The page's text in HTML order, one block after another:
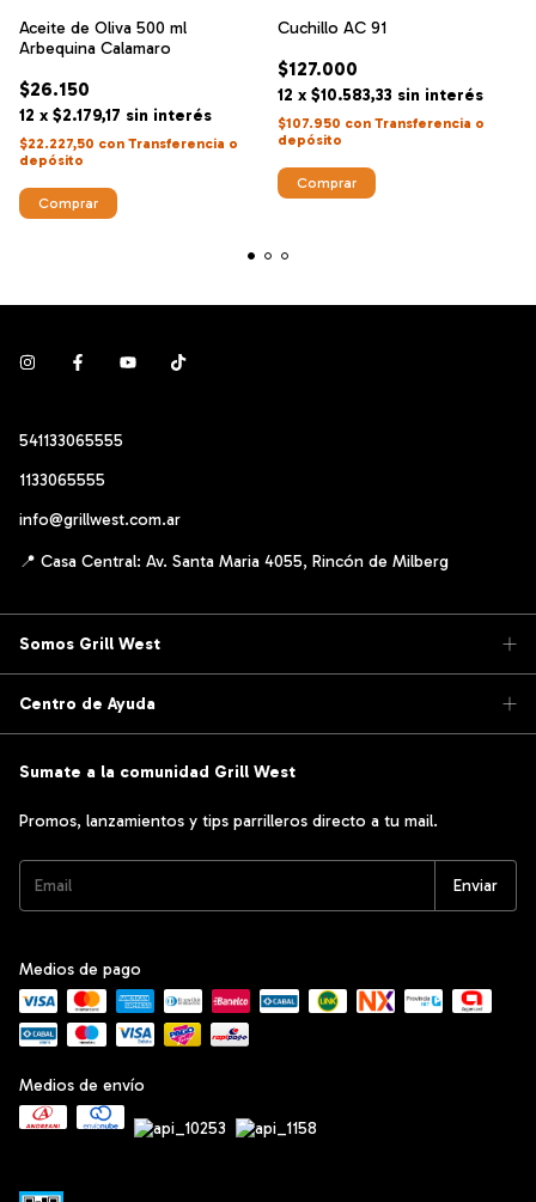
Aceite de Oliva 500 ml
Arbequina Calamaro
$26.150
12 x $2.179,17 sin interés
$22.227,50 con Transferencia o
depósito
Cuchillo AC 91
$127.000
12 x $10.583,33 sin interés
$107.950 con Transferencia o
depósito
541133065555
1133065555
info@grillwest.com.ar
Somos Grill West
Centro de Ayuda
Sumate a la comunidad Grill West
Promos, lanzamientos y tips parrilleros directo a tu mail.
Medios de pago
Medios de envío